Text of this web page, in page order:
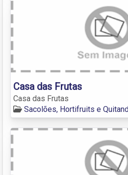
Casa das Frutas
Casa das Frutas
Sacolões, Hortifruits e